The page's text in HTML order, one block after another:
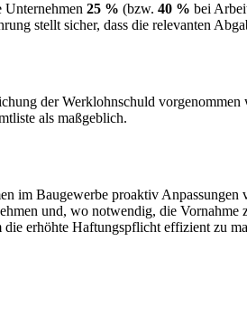
Unternehmen 25 % (bzw. 40 % bei
stellt sicher, dass die relevanten
der Werklohnschuld
als maßgeblich.
im Baugewerbe proaktiv
und, wo notwendig, die
erhöhte Haftungspflicht effizient zu